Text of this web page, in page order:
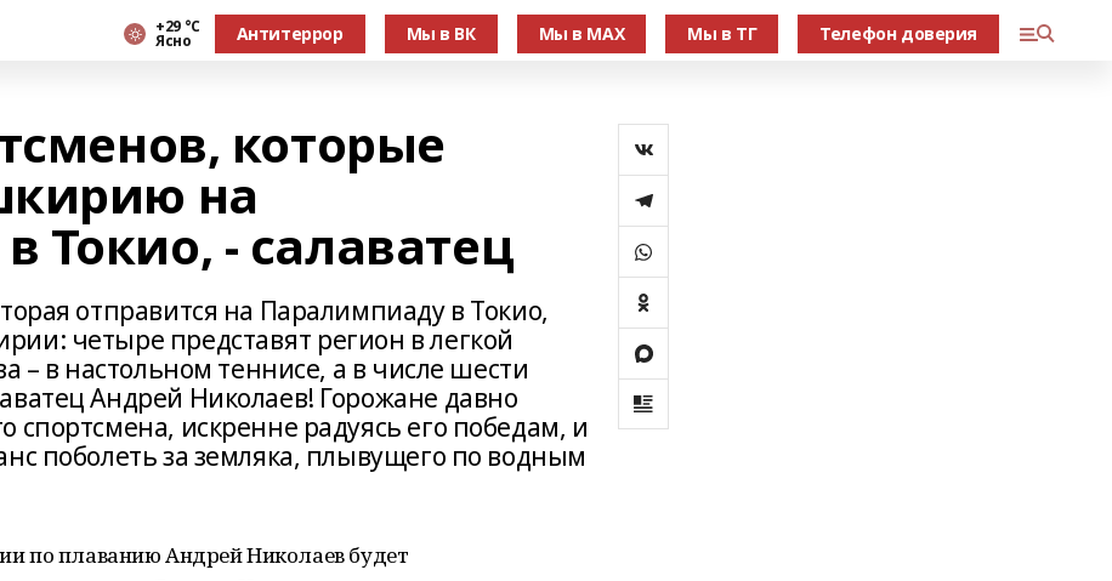
+29 °С
Ясно Антитеррор Мы в ВК Мы в МАХ Мы в ТГ Телефон доверия
которые
на
Токио, - салаватец
отправится на Паралимпиаду в Токио,
четыре представят регион в легкой
– в настольном теннисе, а в числе шести
Андрей Николаев! Горожане давно
спортсмена, искренне радуясь его победам, и
поболеть за земляка, плывущего по водным
по плаванию Андрей Николаев будет